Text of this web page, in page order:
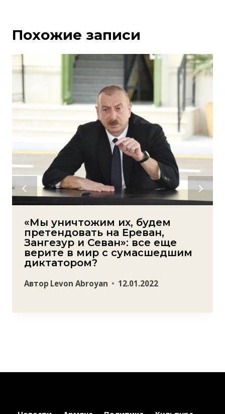
Похожие записи
«Мы уничтожим их, будем
претендовать на Ереван,
Зангезур и Севан»: все еще
верите в мир с сумасшедшим
диктатором?
Автор Levon Abroyan 12.01.2022